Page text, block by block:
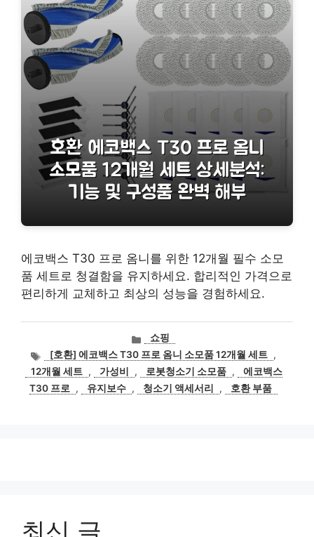
에코백스 T30 프로 옴니를 위한 12개월 필수 소모
품 세트로 청결함을 유지하세요. 합리적인 가격으로
편리하게 교체하고 최상의 성능을 경험하세요.
카
테
고
리
쇼핑
태
그
[호환] 에코백스 T30 프로 옴니 소모품 12개월 세트 ,
12개월 세트 , 가성비 , 로봇청소기 소모품 ,
에코백스
T30 프로
, 유지보수 , 청소기 액세서리 , 호환 부품
최신 글